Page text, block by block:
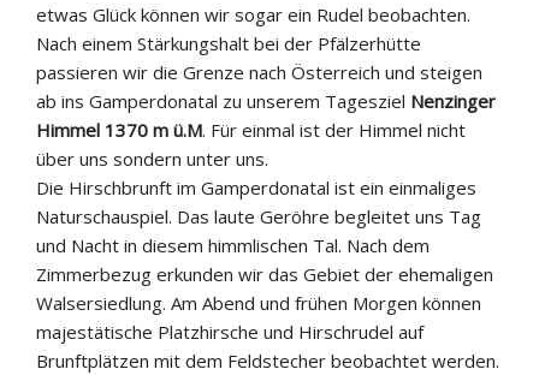
etwas Glück können wir sogar ein Rudel beobachten.
Nach einem Stärkungshalt bei der Pfälzerhütte
passieren wir die Grenze nach Österreich und steigen
ab ins Gamperdonatal zu unserem Tagesziel Nenzinger
Himmel 1370 m ü.M. Für einmal ist der Himmel nicht
über uns sondern unter uns.
Die Hirschbrunft im Gamperdonatal ist ein einmaliges
Naturschauspiel. Das laute Geröhre begleitet uns Tag
und Nacht in diesem himmlischen Tal. Nach dem
Zimmerbezug erkunden wir das Gebiet der ehemaligen
Walsersiedlung. Am Abend und frühen Morgen können
majestätische Platzhirsche und Hirschrudel auf
Brunftplätzen mit dem Feldstecher beobachtet werden.